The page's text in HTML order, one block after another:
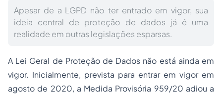
Apesar de a LGPD não ter entrado em vigor, sua
ideia central de proteção de dados já é uma
realidade em outras legislações esparsas.
A Lei Geral de Proteção de Dados não está ainda em
vigor. Inicialmente, prevista para entrar em vigor em
agosto de 2020, a Medida Provisória 959/20 adiou a